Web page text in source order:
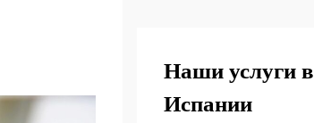
Наши услуги в
Испании